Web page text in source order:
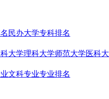
民办大学专科排名
大学理科大学师范大学医科
文科专业专业排名